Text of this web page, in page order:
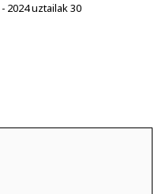
- 2024 uztailak 30